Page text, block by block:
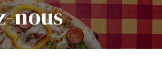
nous